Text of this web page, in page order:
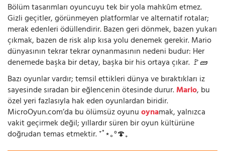
Bölüm tasarımları oyuncuyu tek bir yola mahkûm etmez.
Gizli geçitler, görünmeyen platformlar ve alternatif rotalar;
merak edenleri ödüllendirir. Bazen geri dönmek, bazen yukarı
çıkmak, bazen de risk alıp kısa yolu denemek gerekir. Mario
dünyasının tekrar tekrar oynanmasının nedeni budur: Her
denemede başka bir detay, başka bir his ortaya çıkar. 🚩🧱
Bazı oyunlar vardır; temsil ettikleri dünya ve bıraktıkları iz
sayesinde sıradan bir eğlencenin ötesinde durur.Mario, bu
özel yeri fazlasıyla hak eden oyunlardan biridir.
MicroOyun.com’da bu ölümsüz oyunuoynamak, yalnızca
vakit geçirmek değil; yıllardır süren bir oyun kültürüne
doğrudan temas etmektir. ⁺˚⋆｡°🍄₊